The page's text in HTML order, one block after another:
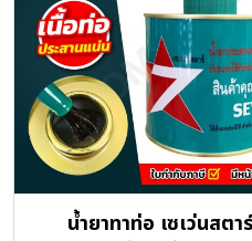
น้ำยาทาท่อ เซเว่นสตาร์